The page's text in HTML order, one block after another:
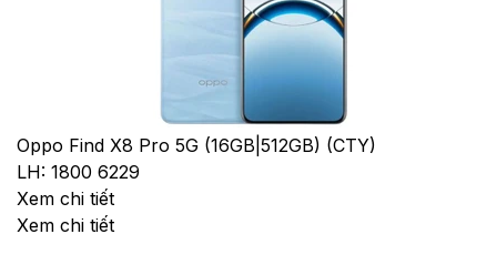
Oppo Find X8 Pro 5G (16GB|512GB) (CTY)
LH: 1800 6229
Xem chi tiết
Xem chi tiết